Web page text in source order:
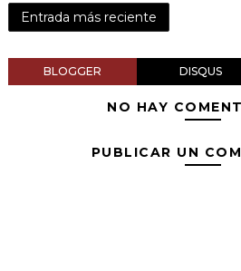
Entrada más reciente
BLOGGER DISQUS
NO HAY
PUBLICAR UN